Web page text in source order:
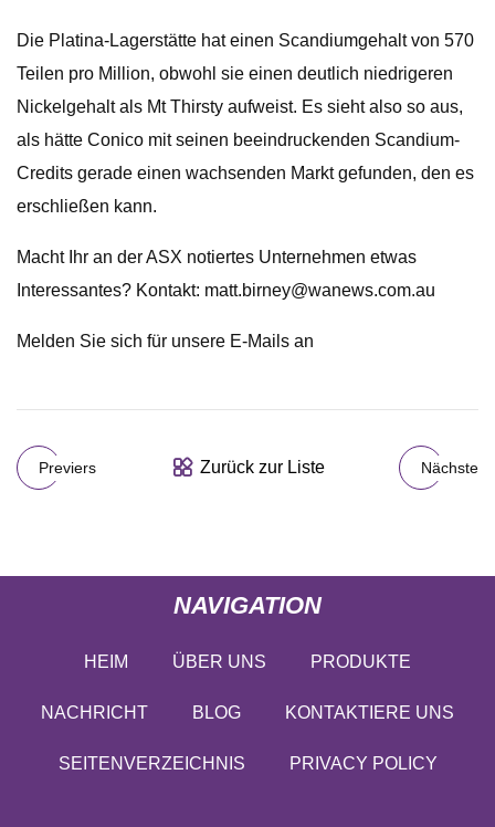
Die Platina-Lagerstätte hat einen Scandiumgehalt von 570
Teilen pro Million, obwohl sie einen deutlich niedrigeren
Nickelgehalt als Mt Thirsty aufweist. Es sieht also so aus,
als hätte Conico mit seinen beeindruckenden Scandium-
Credits gerade einen wachsenden Markt gefunden, den es
erschließen kann.
Macht Ihr an der ASX notiertes Unternehmen etwas
Interessantes? Kontakt: matt.birney@wanews.com.au
Melden Sie sich für unsere E-Mails an
Previers Zurück zur Liste Nächste
NAVIGATION
HEIM ÜBER UNS PRODUKTE
NACHRICHT BLOG KONTAKTIERE UNS
SEITENVERZEICHNIS PRIVACY POLICY